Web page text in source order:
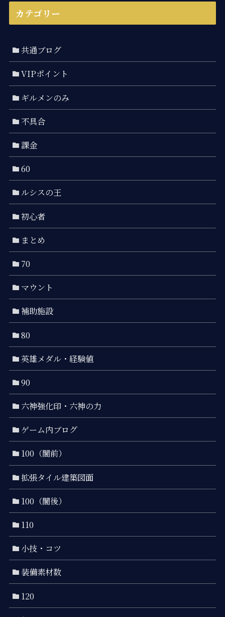
カテゴリー
共通ブログ
VIPポイント
ギルメンのみ
不具合
課金
60
ルシスの王
初心者
まとめ
70
マウント
補助施設
80
英雄メダル・経験値
90
六神強化印・六神の力
ゲーム内ブログ
100（闇前）
拡張タイル建築図面
100（闇後）
110
小技・コツ
装備素材数
120